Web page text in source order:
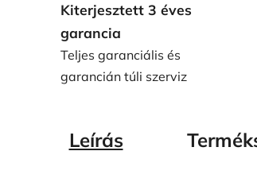
Kiterjesztett 3 éves
garancia
Teljes garanciális és
garancián túli szerviz
Leírás